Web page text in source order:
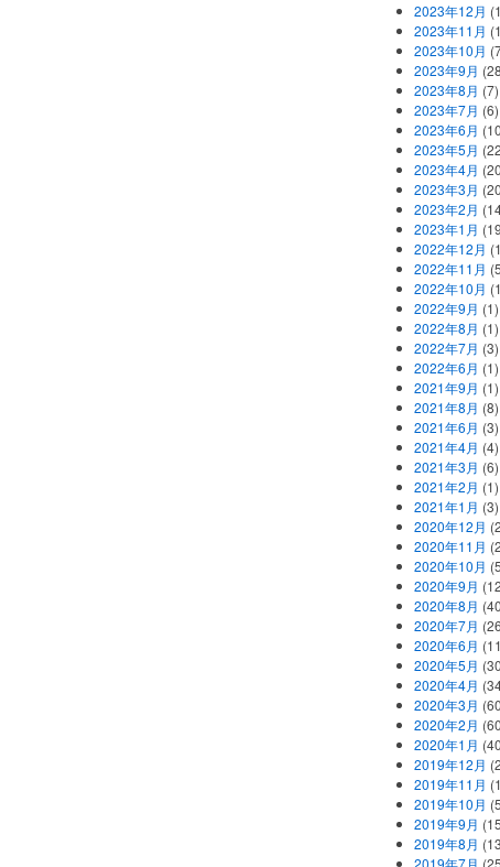
2023年12月
2023年11月
2023年10月
2023年9月
2023年8月 (7)
2023年7月 (6)
2023年6月
2023年5月
2023年4月
2023年3月
2023年2月
2023年1月
2022年12月
2022年11月
2022年10月
2022年9月 (1)
2022年8月 (1)
2022年7月 (3)
2022年6月 (1)
2021年9月 (1)
2021年8月 (8)
2021年6月 (3)
2021年4月 (4)
2021年3月 (6)
2021年2月 (1)
2021年1月 (3)
2020年12月
2020年11月
2020年10月
2020年9月
2020年8月
2020年7月
2020年6月
2020年5月
2020年4月
2020年3月
2020年2月
2020年1月
2019年12月
2019年11月
2019年10月
2019年9月
2019年8月
2019年7月